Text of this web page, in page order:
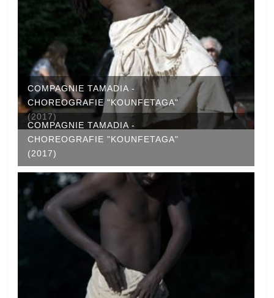
COMPAGNIE TAMADIA -
CHOREOGRAFIE "KOUNFETAGA"
(2017)
COMPAGNIE TAMADIA -
CHOREOGRAFIE "KOUNFETAGA"
(2017)